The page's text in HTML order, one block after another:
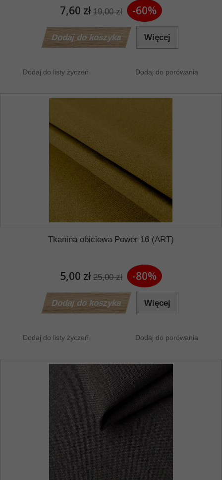
7,60 zł 19,00 zł -60%
Dodaj do koszyka Więcej
Dodaj do listy życzeń Dodaj do porówania
Tkanina obiciowa Power 16 (ART)
5,00 zł 25,00 zł -80%
Dodaj do koszyka Więcej
Dodaj do listy życzeń Dodaj do porówania